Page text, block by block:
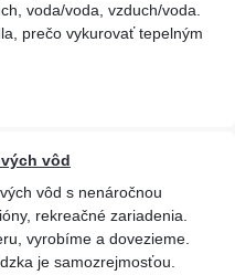
voda/voda, vzduch/voda.
prečo vykurovať tepelným
vôd
vôd s nenáročnou
rekreačné zariadenia.
vyrobíme a dovezieme.
je samozrejmosťou.